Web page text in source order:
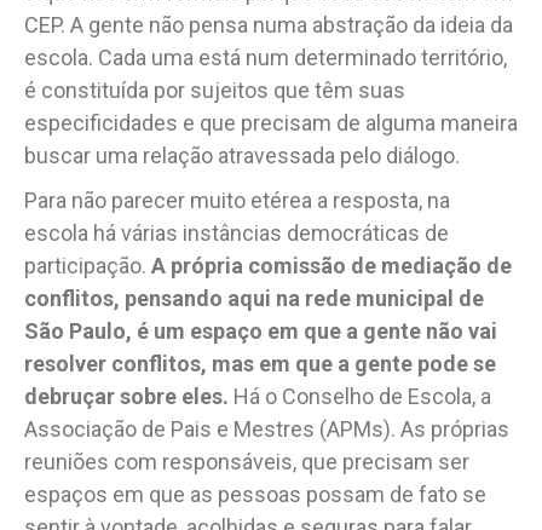
CEP. A gente não pensa numa abstração da ideia da
escola. Cada uma está num determinado território,
é constituída por sujeitos que têm suas
especificidades e que precisam de alguma maneira
buscar uma relação atravessada pelo diálogo.
Para não parecer muito etérea a resposta, na
escola há várias instâncias democráticas de
participação. A própria comissão de mediação de
conflitos, pensando aqui na rede municipal de
São Paulo, é um espaço em que a gente não vai
resolver conflitos, mas em que a gente pode se
debruçar sobre eles. Há o Conselho de Escola, a
Associação de Pais e Mestres (APMs). As próprias
reuniões com responsáveis, que precisam ser
espaços em que as pessoas possam de fato se